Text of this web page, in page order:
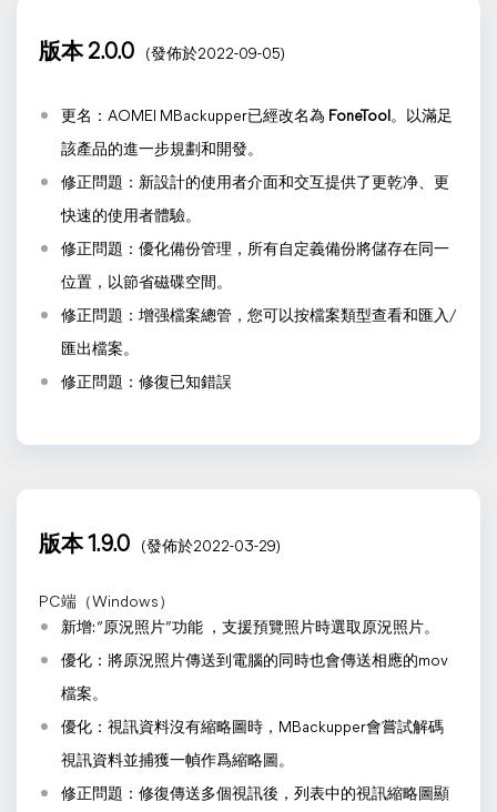
版本 2.0.0 (發佈於2022-09-05)
更名：AOMEI MBackupper已經改名為 FoneTool。以滿足
該產品的進一步規劃和開發。
修正問題：新設計的使用者介面和交互提供了更乾净、更
快速的使用者體驗。
修正問題：優化備份管理，所有自定義備份將儲存在同一
位置，以節省磁碟空間。
修正問題：增强檔案總管，您可以按檔案類型查看和匯入/
匯出檔案。
修正問題：修復已知錯誤
版本 1.9.0 (發佈於2022-03-29)
PC端（Windows）
新增: “原況照片”功能 ，支援預覽照片時選取原況照片。
優化：將原況照片傳送到電腦的同時也會傳送相應的mov
檔案。
優化：視訊資料沒有縮略圖時，MBackupper會嘗試解碼
視訊資料並捕獲一幀作爲縮略圖。
修正問題：修復傳送多個視訊後，列表中的視訊縮略圖顯